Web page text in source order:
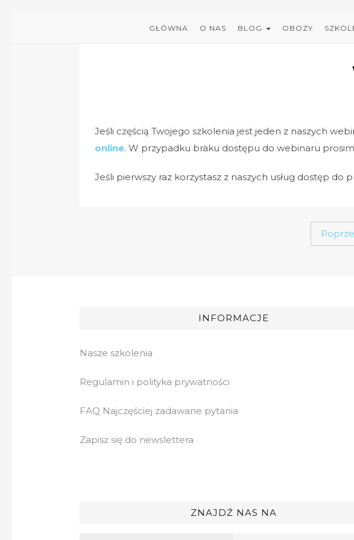
GŁÓWNA O NAS BLOG OBOZY
Jeśli częścią Twojego szkolenia jest jeden z naszych
online. W przypadku braku dostępu do webinaru
Jeśli pierwszy raz korzystasz z naszych usług dostęp
INFORMACJE
Nasze szkolenia
Regulamin i polityka prywatności
FAQ Najczęściej zadawane pytania
Zapisz się do newslettera
ZNAJDŹ NAS NA